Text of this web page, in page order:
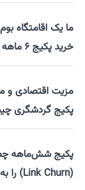
ما یک اقامتگاه
خرید پکیج ۶ ماهه بهتر از تبلیغات اینستاگرامی است؟
مزیت اقتصادی و
پکیج گردشگری
پکیج شش‌ماهه
(Link Churn) را به صفر می‌رساند؟